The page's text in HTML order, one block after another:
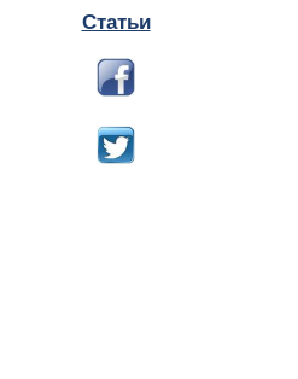
Статьи